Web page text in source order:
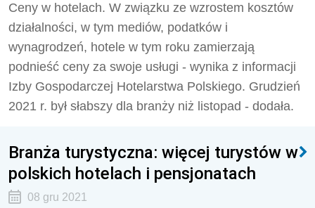
Ceny w hotelach. W związku ze wzrostem kosztów
działalności, w tym mediów, podatków i
wynagrodzeń, hotele w tym roku zamierzają
podnieść ceny za swoje usługi - wynika z informacji
Izby Gospodarczej Hotelarstwa Polskiego. Grudzień
2021 r. był słabszy dla branży niż listopad - dodała.
Branża turystyczna: więcej turystów w
polskich hotelach i pensjonatach
08 gru 2021